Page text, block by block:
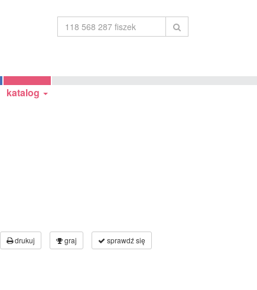
katalog
drukuj graj sprawdź się